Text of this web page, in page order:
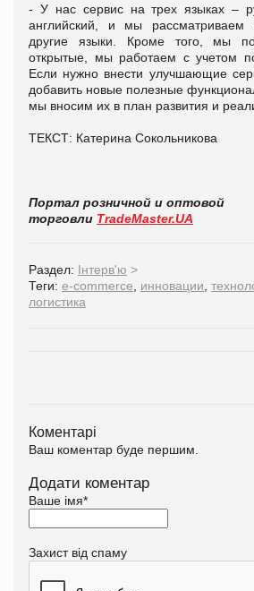
- У нас сервис на трех языках –
английский, и мы
другие языки. Кроме того, мы
открытые, мы работаем с учетом
Если нужно внести улучшающие
добавить новые полезные
мы вносим их в план развития и
ТЕКСТ: Катерина Сокольникова
Портал розничной и оптовой
торговли TradeMaster.UA
Раздел: Інтерв'ю >
Теги: е-commerce инновации
логистика
Коментарі
Ваш коментар буде першим.
Додати коментар
Ваше імя*
Захист від спаму